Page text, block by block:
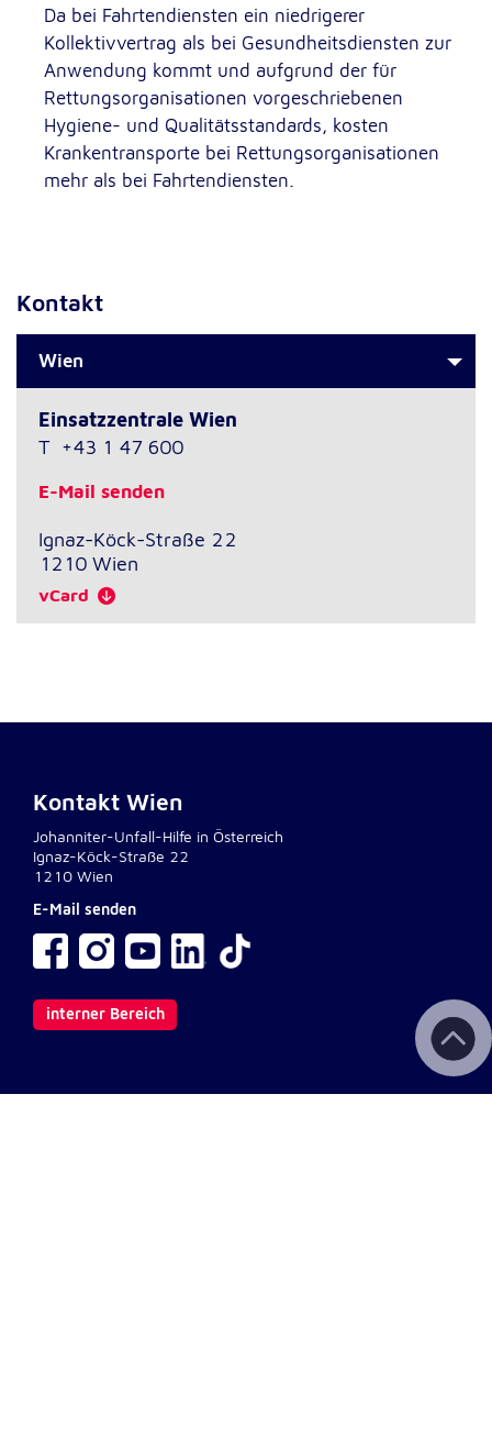
Da bei Fahrtendiensten ein niedrigerer
Kollektivvertrag als bei Gesundheitsdiensten zur
Anwendung kommt und aufgrund der für
Rettungsorganisationen vorgeschriebenen
Hygiene- und Qualitätsstandards, kosten
Krankentransporte bei Rettungsorganisationen
mehr als bei Fahrtendiensten.
Kontakt
Wien
Einsatzzentrale Wien
T +43 1 47 600
E-Mail senden
Ignaz-Köck-Straße 22
1210 Wien
vCard
Kontakt Wien
Johanniter-Unfall-Hilfe in Österreich
Ignaz-Köck-Straße 22
1210 Wien
E-Mail senden
interner Bereich